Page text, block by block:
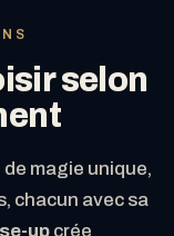
selon
magie unique,
chacun avec sa
up crée